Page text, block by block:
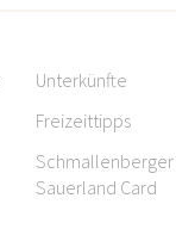
Unterkünfte
Freizeittipps
Schmallenberger
Sauerland Card